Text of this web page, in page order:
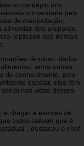
ao cardápio dos
comandada pelo
de manipulação,
dos preparos.
replicado nas demais
técnicas, dados
entre outras
de conhecimento, pois
escolar, elas têm
nas vidas desses
e chegar a escolas de
todos saibam que é
destacou o chef